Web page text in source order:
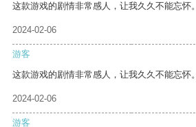
这款游戏的剧情非常感人，让我久久不能忘怀。
2024-02-06
游客
这款游戏的剧情非常感人，让我久久不能忘怀。
2024-02-06
游客